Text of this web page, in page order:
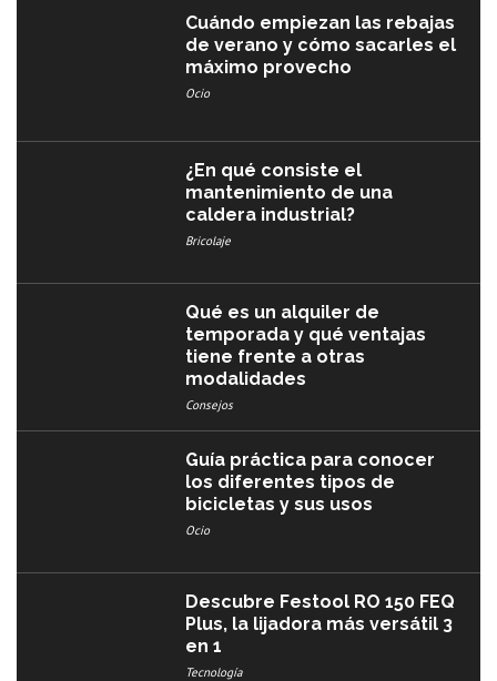
Cuándo empiezan las rebajas
de verano y cómo sacarles el
máximo provecho
Ocio
¿En qué consiste el
mantenimiento de una
caldera industrial?
Bricolaje
Qué es un alquiler de
temporada y qué ventajas
tiene frente a otras
modalidades
Consejos
Guía práctica para conocer
los diferentes tipos de
bicicletas y sus usos
Ocio
Descubre Festool RO 150 FEQ
Plus, la lijadora más versátil 3
en 1
Tecnología